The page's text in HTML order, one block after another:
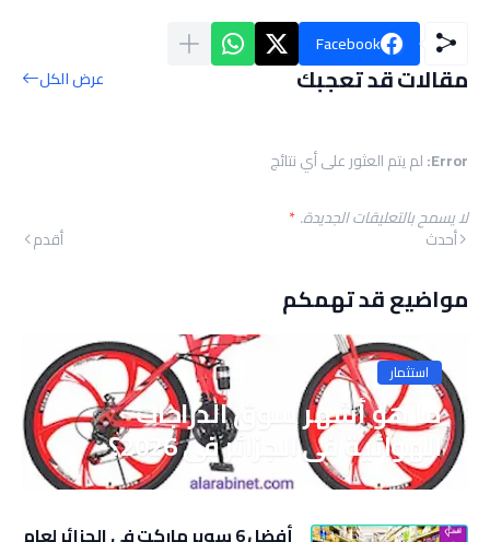
Facebook
مقالات قد تعجبك عرض الكل
Error: لم يتم العثور على أي نتائج
لا يسمح بالتعليقات الجديدة.*
أحدث أقدم
مواضيع قد تهمكم
استثمار
ما هو أشهر سوق الدراجات
الهوائية في الجزائر في 2026؟
أفضل 6 سوبر ماركت في الجزائر لعام